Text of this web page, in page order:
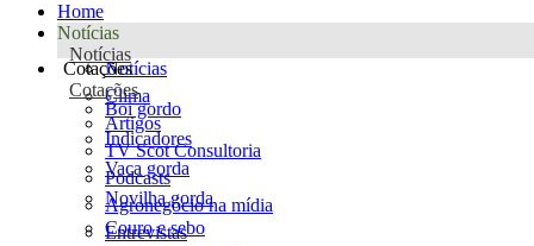
Home
Notícias
Notícias
Notícias
Clima
Artigos
TV Scot Consultoria
Podcasts
Agronegócio na mídia
Entrevistas
Cotações
Cotações
Boi gordo
Indicadores
Vaca gorda
Novilha gorda
Couro e sebo